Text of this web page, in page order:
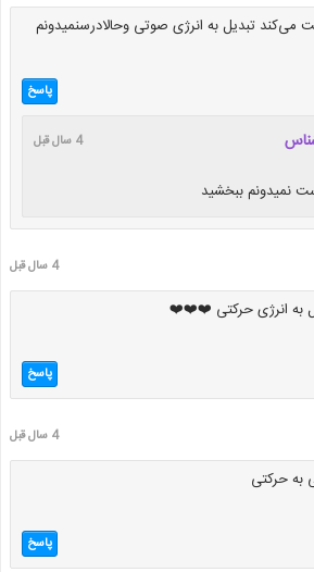
می‌کند تبدیل به انرژی صوتی وحالادرسنمیدونم
پاسخ
4 سال قبل
نمیدونم ببخشید
4 سال قبل
به انرژی حرکتی ❤️❤️❤️
پاسخ
4 سال قبل
به حرکتی
پاسخ